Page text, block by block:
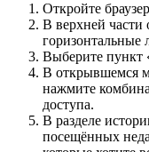
Откройте
В верхней
горизонтальные
Выберите пункт
В открывшемся
нажмите
доступа.
В разделе
посещённых